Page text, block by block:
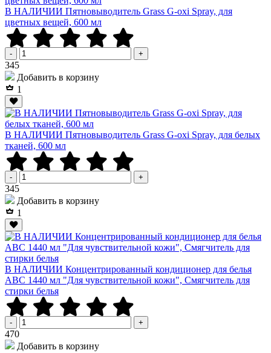
В НАЛИЧИИ Пятновыводитель Grass G-oxi Spray, для
цветных вещей, 600 мл
- +
345Р
Добавить в корзину
1
В НАЛИЧИИ Пятновыводитель Grass G-oxi Spray, для белых
тканей, 600 мл
- +
345Р
Добавить в корзину
1
В НАЛИЧИИ Концентрированный кондиционер для белья
АВС 1440 мл "Для чувствительной кожи", Смягчитель для
стирки белья
- +
470Р
Добавить в корзину